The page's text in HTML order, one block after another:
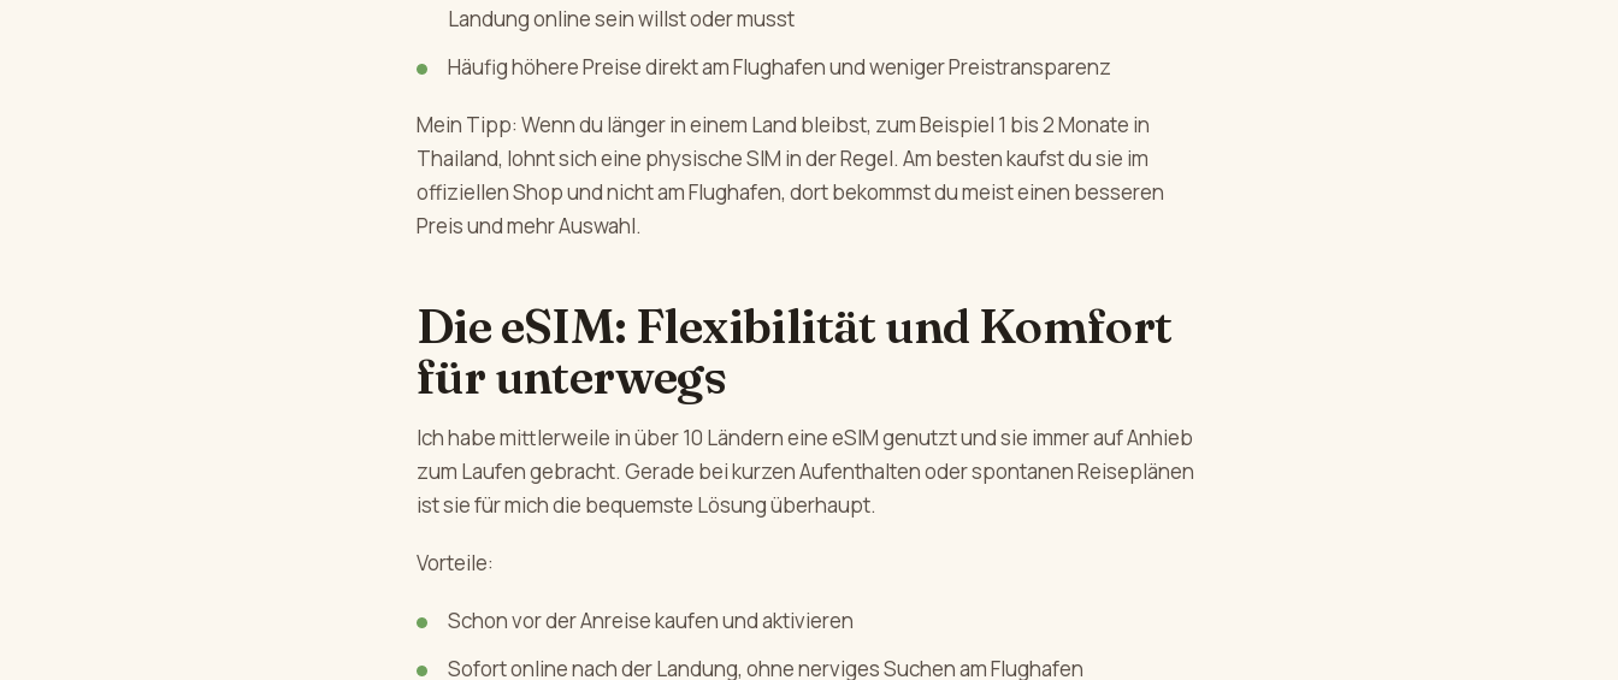
Landung online sein willst oder musst
Häufig höhere Preise direkt am Flughafen und weniger Preistransparenz
Mein Tipp: Wenn du länger in einem Land bleibst, zum Beispiel 1 bis 2 Monate in
Thailand, lohnt sich eine physische SIM in der Regel. Am besten kaufst du sie im
offiziellen Shop und nicht am Flughafen, dort bekommst du meist einen besseren
Preis und mehr Auswahl.
Die eSIM: Flexibilität und Komfort
für unterwegs
Ich habe mittlerweile in über 10 Ländern eine eSIM genutzt und sie immer auf Anhieb
zum Laufen gebracht. Gerade bei kurzen Aufenthalten oder spontanen Reiseplänen
ist sie für mich die bequemste Lösung überhaupt.
Vorteile:
Schon vor der Anreise kaufen und aktivieren
Sofort online nach der Landung, ohne nerviges Suchen am Flughafen